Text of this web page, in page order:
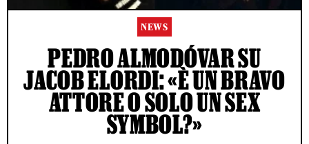
NEWS
PEDRO ALMODÓVAR SU
JACOB ELORDI: «È UN BRAVO
ATTORE O SOLO UN SEX
SYMBOL?»